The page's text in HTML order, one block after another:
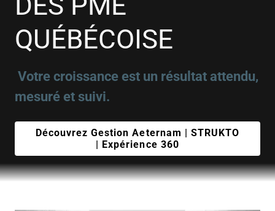
QUÉBÉCOISE
Votre croissance est un résultat attendu,
mesuré et suivi.
Découvrez Gestion Aeternam | STRUKTO
| Expérience 360